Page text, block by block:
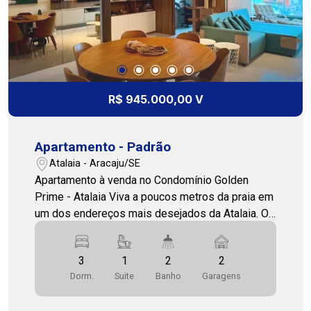
R$ 945.000,00 V
Apartamento - Padrão
Atalaia - Aracaju/SE
Apartamento à venda no Condomínio Golden
Prime - Atalaia Viva a poucos metros da praia em
um dos endereços mais desejados da Atalaia. O
Condomínio Golden Prime reúne conforto,
modernidade e uma localização privilegiada,
próximo à Passarela do Caranguejo, Orla de
Atalaia, restaurantes, supermercados, farmácias,
academias, hotéis, conveniências e diversas
3
Dorm.
1
Suite
2
Banho
2
Garagens